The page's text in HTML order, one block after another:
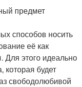
предмет
способов носить
её как
Для этого идеально
которая будет
свободолюбивой